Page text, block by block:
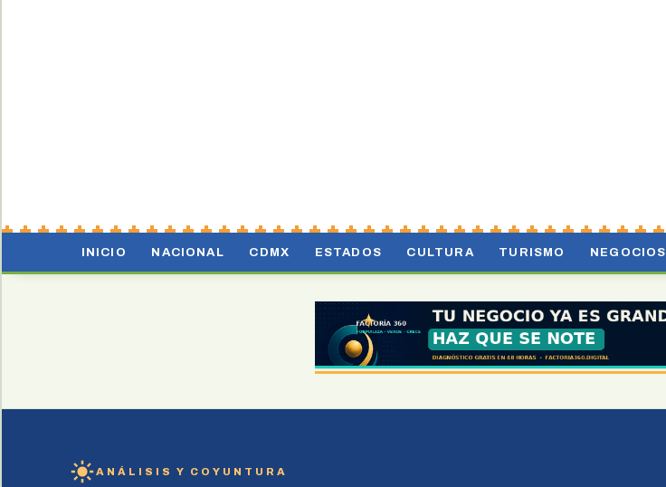
INICIO NACIONAL CDMX ESTADOS CULTURA TURISMO NEGOCIOS
ANÁLISIS Y COYUNTURA